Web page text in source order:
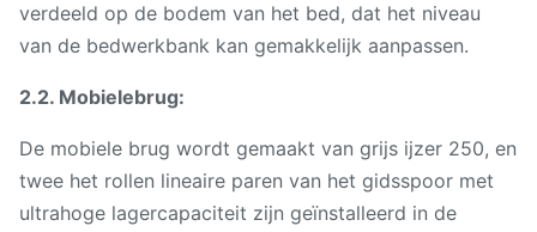
verdeeld op de bodem van het bed, dat het niveau
van de bedwerkbank kan gemakkelijk aanpassen.
2.2. Mobielebrug:
De mobiele brug wordt gemaakt van grijs ijzer 250, en
twee het rollen lineaire paren van het gidsspoor met
ultrahoge lagercapaciteit zijn geïnstalleerd in de